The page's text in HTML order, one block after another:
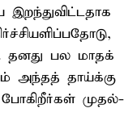
தனது பல மாதக்
அந்தத் தாய்க்கு
முதல்-